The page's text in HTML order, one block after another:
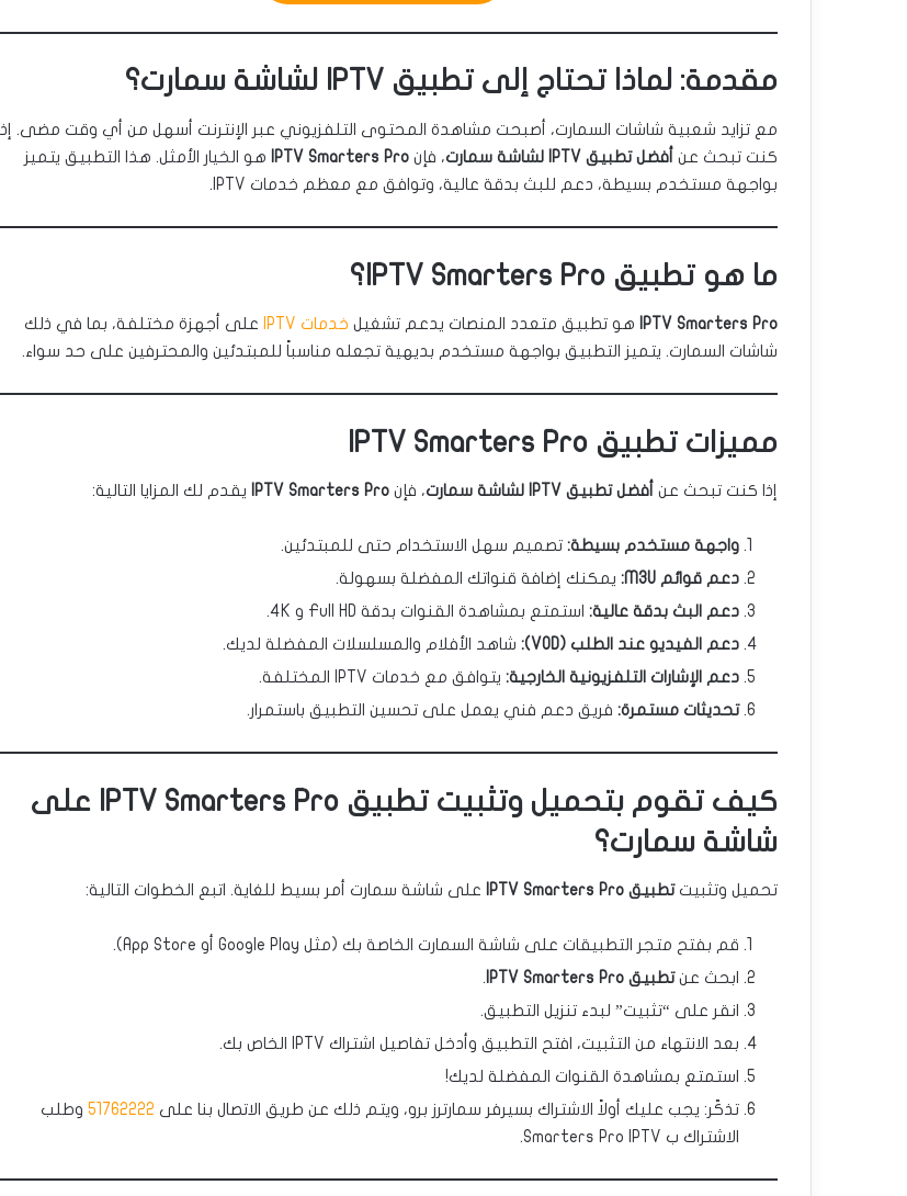
مقدمة: لماذا تحتاج إلى تطبيق IPTV لشاشة سمارت؟
مع تزايد شعبية شاشات السمارت، أصبحت مشاهدة المحتوى التلفزيوني عبر الإنترنت أسهل من أي وقت مضى. إذا
كنت تبحث عن أفضل تطبيق IPTV لشاشة سمارت ، فإن IPTV Smarters Pro
هو الخيار الأمثل. هذا التطبيق يتميز
بواجهة مستخدم بسيطة، دعم للبث بدقة عالية، وتوافق مع معظم خدمات IPTV.
ما هو تطبيق IPTV Smarters Pro؟
IPTV Smarters Pro هو تطبيق متعدد المنصات يدعم تشغيل خدمات IPTV
على أجهزة مختلفة، بما في ذلك
شاشات السمارت. يتميز التطبيق بواجهة مستخدم بديهية تجعله مناسباً للمبتدئين والمحترفين على حد سواء.
مميزات تطبيق IPTV Smarters Pro
إذا كنت تبحث عن أفضل تطبيق IPTV لشاشة سمارت ، فإن IPTV Smarters Pro يقدم لك المزايا التالية:
واجهة مستخدم بسيطة: تصميم سهل الاستخدام حتى للمبتدئين.
دعم قوائم M3U:
يمكنك إضافة قنواتك المفضلة بسهولة.
دعم البث بدقة عالية: استمتع بمشاهدة القنوات بدقة Full HD و 4K.
دعم الفيديو عند الطلب (VOD):
شاهد الأفلام والمسلسلات المفضلة لديك.
دعم الإشارات التلفزيونية الخارجية: يتوافق مع خدمات IPTV المختلفة.
تحديثات مستمرة: فريق دعم فني يعمل على تحسين التطبيق باستمرار.
كيف تقوم بتحميل وتثبيت تطبيق IPTV Smarters Pro على
شاشة سمارت؟
تحميل وتثبيتتطبيق IPTV Smarters Pro على شاشة سمارت أمر بسيط للغاية. اتبع الخطوات التالية:
قم بفتح متجر التطبيقات على شاشة السمارت الخاصة بك (مثل Google Play أو App Store).
ابحث عنتطبيق IPTV Smarters Pro
.
انقر على “تثبيت” لبدء تنزيل التطبيق.
بعد الانتهاء من التثبيت، افتح التطبيق وأدخل تفاصيل اشتراك IPTV الخاص بك.
استمتع بمشاهدة القنوات المفضلة لديك!
تذكّر: يجب عليك أولاً الاشتراك بسيرفر سمارترز برو، ويتم ذلك عن طريق الاتصال بنا على 51762222 وطلب
الاشتراك ب Smarters Pro IPTV.